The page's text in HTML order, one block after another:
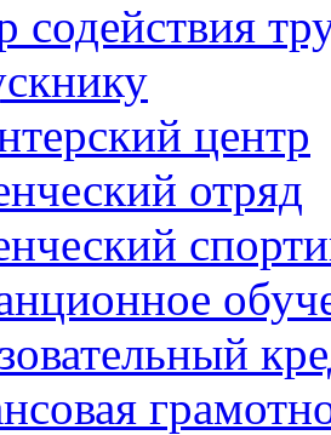
содействия
центр
отряд